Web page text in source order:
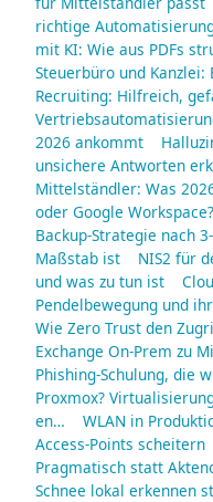
richtige
mit KI: Wie aus PDFs
Steuerbüro und
Recruiting: Hilfreich,
2026 ankommt
unsichere Antworten
Mittelständler: Was
oder Google
Backup-Strategie nach
Maßstab ist
NIS2 für
und was zu tun ist
Pendelbewegung und
Wie Zero Trust den
Exchange On-Prem zu
Phishing-Schulung, die
Proxmox?
en…
WLAN in
Access-Points scheitern
Pragmatisch statt
Schnee lokal erkennen